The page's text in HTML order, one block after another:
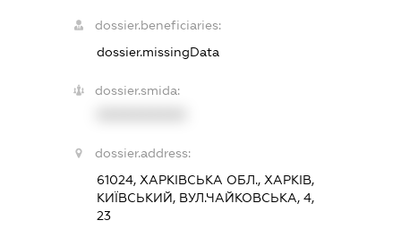
dossier.beneficiaries:
dossier.missingData
dossier.smida:
dossier.address:
61024, ХАРКІВСЬКА ОБЛ., ХАРКІВ,
КИЇВСЬКИЙ, ВУЛ.ЧАЙКОВСЬКА, 4,
23